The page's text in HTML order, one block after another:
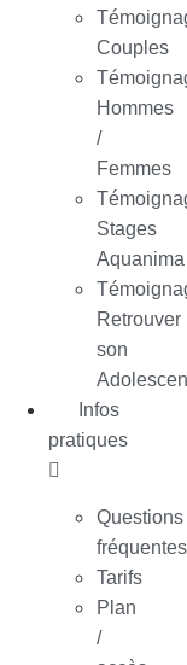
Couples
Hommes
/
Femmes
Stages
Aquanima
Retrouver
son
Infos
pratiques
Questions
fréquentes
Tarifs
Plan
/